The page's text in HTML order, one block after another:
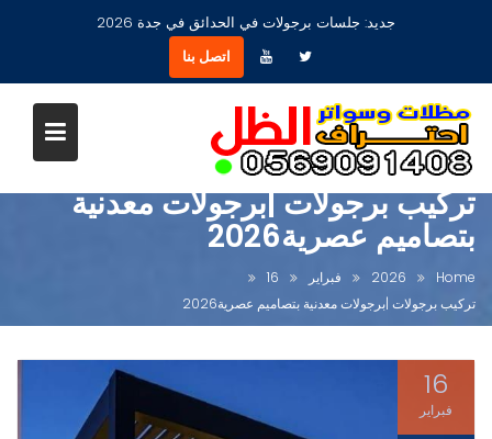
جديد: جلسات برجولات في الحدائق في جدة 2026
اتصل بنا
تركيب برجولات |برجولات معدنية
بتصاميم عصرية2026
Home
2026 فبراير
16
تركيب برجولات |برجولات معدنية بتصاميم عصرية2026
16
فبراير